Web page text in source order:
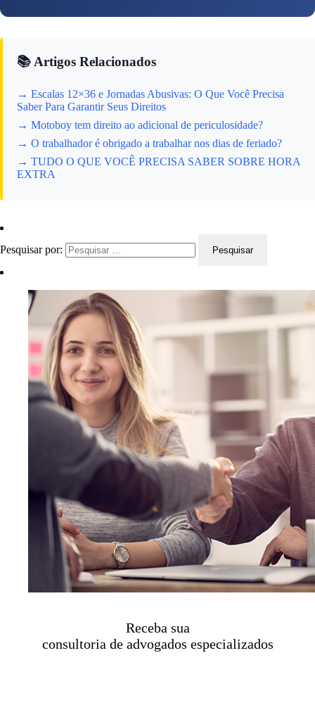
📚 Artigos Relacionados
→ Escalas 12×36 e Jornadas Abusivas: O Que Você Precisa
Saber Para Garantir Seus Direitos
→ Motoboy tem direito ao adicional de periculosidade?
→ O trabalhador é obrigado a trabalhar nos dias de feriado?
→ TUDO O QUE VOCÊ PRECISA SABER SOBRE HORA
EXTRA
Pesquisar por:
Receba sua
consultoria de advogados especializados